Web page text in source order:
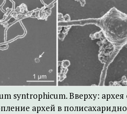
syntrophicum. Вверху:
архей в